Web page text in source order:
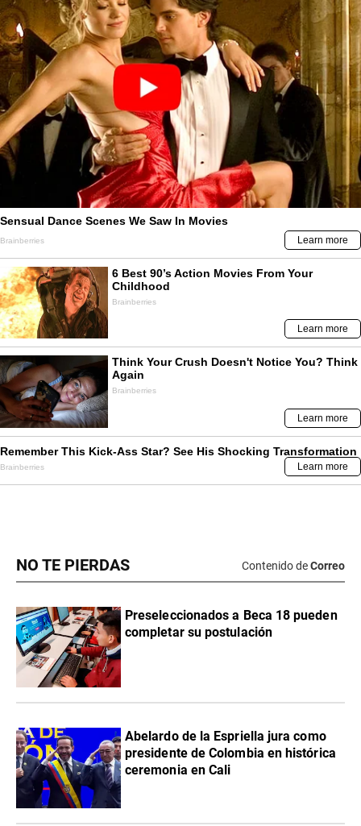
NO TE PIERDAS Contenido deCorreo
Preseleccionados a Beca 18 pueden
completar su postulación
Abelardo de la Espriella jura como
presidente de Colombia en histórica
ceremonia en Cali